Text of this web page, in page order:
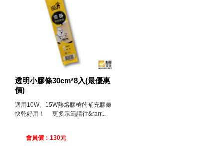
透明小膠條30cm*8入(最優惠
價)
適用10W、15W熱熔膠槍的補充膠條
快乾好用！ 更多示範請往&rarr...
會員價：130元